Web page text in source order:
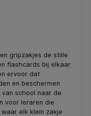
gripzakjes de stille
flashcards bij elkaar
ervoor dat
en beschermen
school naar de
voor leraren die
elk klein zakje